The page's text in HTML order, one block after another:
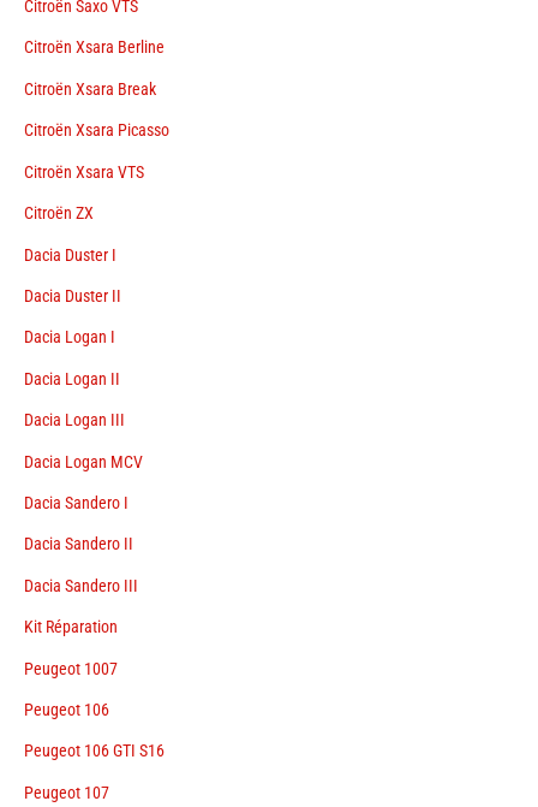
Citroën Saxo VTS
Citroën Xsara Berline
Citroën Xsara Break
Citroën Xsara Picasso
Citroën Xsara VTS
Citroën ZX
Dacia Duster I
Dacia Duster II
Dacia Logan I
Dacia Logan II
Dacia Logan III
Dacia Logan MCV
Dacia Sandero I
Dacia Sandero II
Dacia Sandero III
Kit Réparation
Peugeot 1007
Peugeot 106
Peugeot 106 GTI S16
Peugeot 107